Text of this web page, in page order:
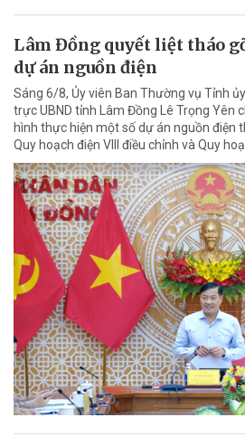
Lâm Đồng quyết liệt tháo
dự án nguồn điện
Sáng 6/8, Ủy viên Ban Thường vụ Tỉnh
trực UBND tỉnh Lâm Đồng Lê Trọng Yên
hình thực hiện một số dự án nguồn điện
Quy hoạch điện VIII điều chỉnh và Quy